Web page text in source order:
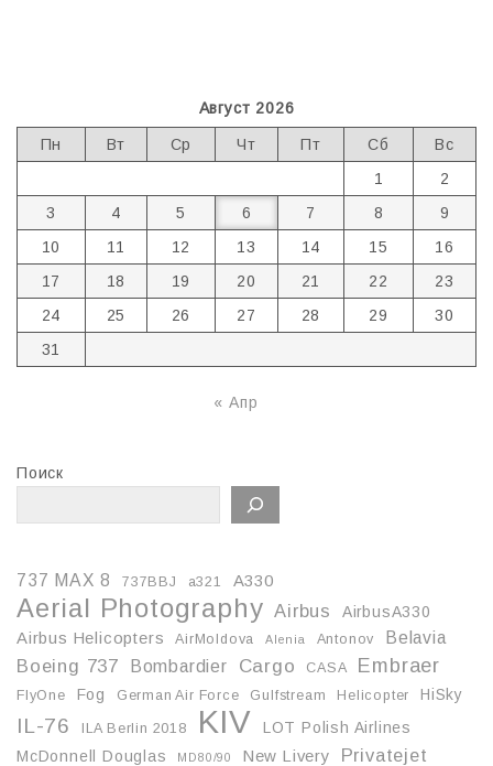
Август 2026
Пн Вт Ср Чт Пт Сб
Вс
1
2
3
4 5 6 7 8
9
10
11 12 13 14 15
16
17
18 19 20 21 22
23
24
25 26 27 28 29
30
31
« Апр
Поиск
737 MAX 8 737BBJ a321 A330
Aerial Photography Airbus
AirbusA330
Airbus Helicopters
AirMoldova Alenia Antonov Belavia
Boeing 737 Bombardier Cargo CASA Embraer
FlyOne Fog German Air Force Gulfstream Helicopter HiSky
IL-76 ILA Berlin 2018 KIV
LOT Polish Airlines
McDonnell Douglas
MD80/90 New Livery Privatejet